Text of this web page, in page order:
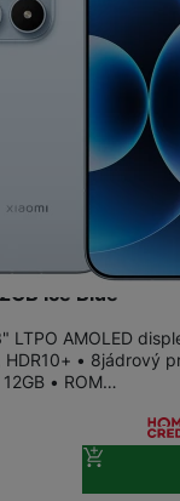
Ice Blue
LTPO AMOLED
• 8jádrový
• ROM…